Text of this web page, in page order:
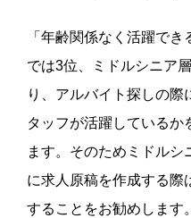
「年齢関係なく活躍で
では3位、ミドルシニア
り、アルバイト探しの際
タッフが活躍しているか
ます。そのためミドルシ
に求人原稿を作成する際
することをお勧めします